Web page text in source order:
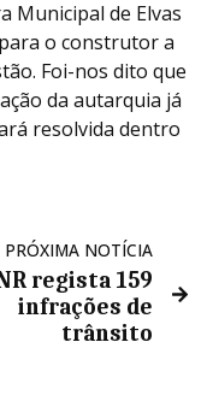
Municipal de Elvas
o construtor a
Foi-nos dito que
da autarquia já
resolvida dentro
PRÓXIMA NOTÍCIA
regista 159
infrações de
trânsito